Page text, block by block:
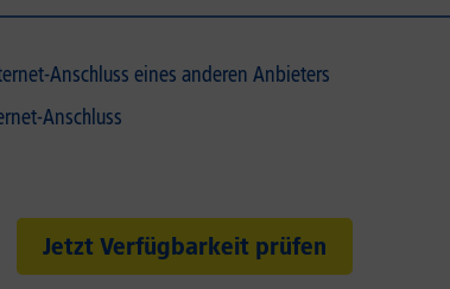
Anschluss eines anderen Anbieters
Anschluss
Jetzt Verfügbarkeit prüfen